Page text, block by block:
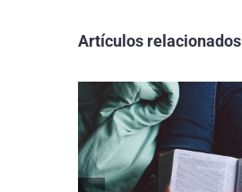
Artículos relacionados